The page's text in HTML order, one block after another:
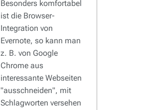
Besonders komfortabel
ist die Browser-
Integration von
Evernote, so kann man
z. B. von Google
Chrome aus
interessante Webseiten
"ausschneiden", mit
Schlagworten versehen